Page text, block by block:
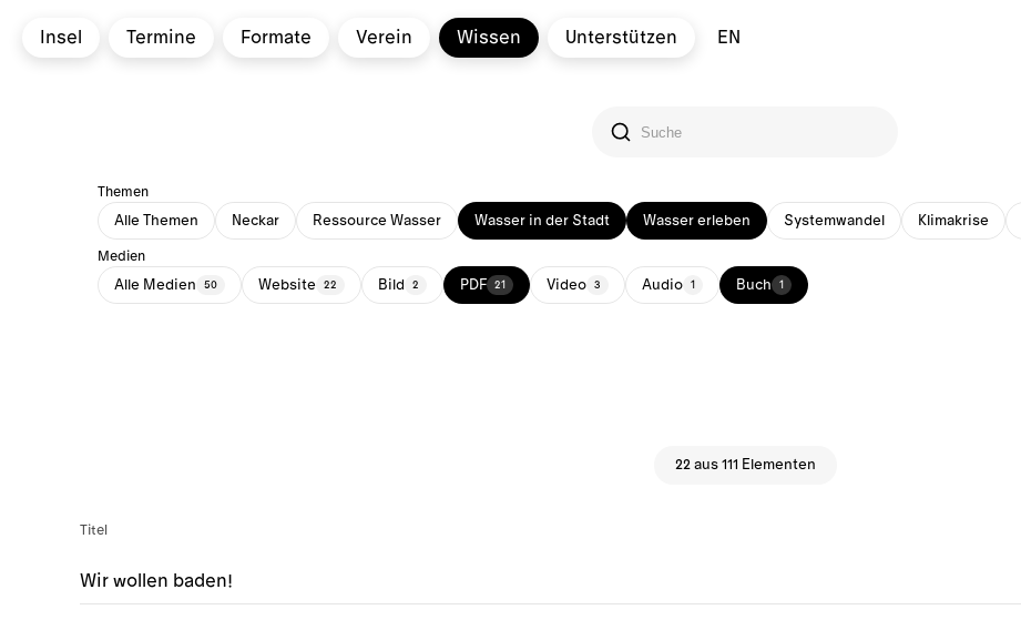
Insel Termine Formate Verein Wissen Unterstützen EN
Themen
Alle Themen Neckar Ressource Wasser Wasser in der Stadt Wasser erleben Systemwandel Klimakrise
Medien
Alle Medien 50 Website 22 Bild 2 PDF 21 Video 3 Audio 1 Buch 1
22 aus 111 Elementen
Titel
Wir wollen baden!